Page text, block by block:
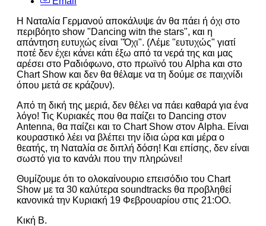
Η Ναταλία Γερμανού αποκάλυψε άν θα πάει ή όχι στο
περιβόητο show "Dancing witn the stars", και η
απάντηση ευτυχώς είναι "Όχι". (Λέμε "ευτυχώς" γιατί
ποτέ δεν έχει κάνει κάτι έξω από τα νερά της και μας
αρέσει στο Ραδιόφωνο, στο πρωϊνό του Alpha και στο
Chart Show και δεν θα θέλαμε να τη δούμε σε παιχνίδι
όπου μετά σε κράζουν).
Από τη δική της μεριά, δεν θέλει να πάει καθαρά για ένα
λόγο! Τις Κυριακές που θα παίζει το Dancing στον
Antenna, θα παίζει και το Chart Show στον Alpha. Είναι
κουραστικό λέει να βλέπει την ίδια ώρα και μέρα ο
θεατής, τη Ναταλία σε διπλή δόση! Και επίσης, δεν είναι
σωστό για το κανάλι που την πληρώνει!
Θυμίζουμε ότι το ολοκαίνουριο επεισόδιο του Chart
Show με τα 30 καλύτερα soundtracks θα προβληθεί
κανονικά την Κυριακή 19 Φεβρουαρίου στις 21:ΟΟ.
Κική Β.